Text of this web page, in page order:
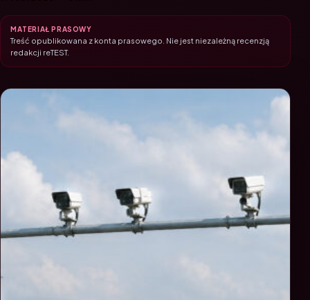
MATERIAŁ PRASOWY
Treść opublikowana z konta prasowego. Nie jest niezależną recenzją
redakcji reTEST.